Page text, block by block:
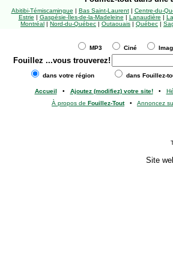
Abitibi-Témiscamingue | Bas Saint-Laurent| Centre-du-
Estrie | Gaspésie-Îles-de-la-Madeleine | Lanaudière |
Montréal | Nord-du-Québec | Outaouais | Québec |
MP3 Ciné
Fouillez ...vous trouverez!
dans votre région dans Fouillez-
Accueil • Ajoutez (modifiez) votre site!•
À propos de Fouillez-Tout• Annoncez
Site